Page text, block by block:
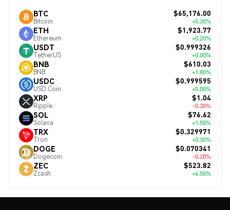
BTC
Bitcoin
$65,176.00
+0.30%
ETH
Ethereum
$1,923.77
+0.20%
USDT
TetherUS
$0.999326
+0.00%
BNB
BNB
$610.03
+1.80%
USDC
USD Coin
$0.999595
+0.00%
XRP
Ripple
$1.04
-0.30%
SOL
Solana
$76.62
+1.50%
TRX
Tron
$0.329971
+0.30%
DOGE
Dogecoin
$0.070341
-0.20%
ZEC
Zcash
$523.82
+4.50%